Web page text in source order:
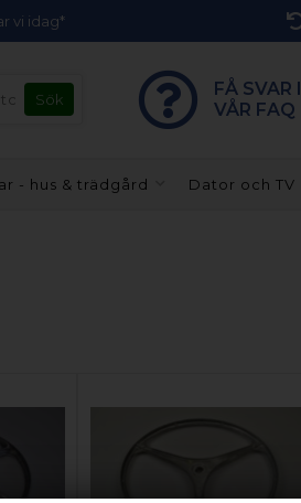
vi idag*
FÅ SVAR I
VÅR FAQ
- hus & trädgård Dator och TV